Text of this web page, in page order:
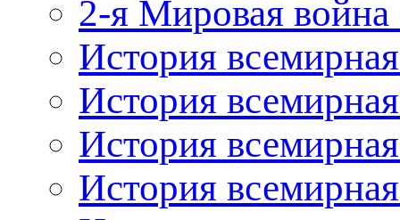
2-я Мировая война
История
История
История
История